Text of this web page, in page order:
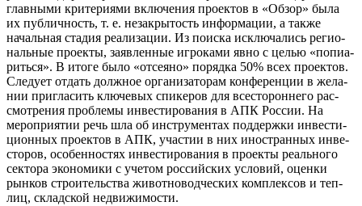
глав­ны­ми кри­те­ри­я­ми вклю­че­ния про­ек­тов в «Обзор» была
их пуб­лич­ность, т. е. неза­кры­тость инфор­ма­ции, а так­же
началь­ная ста­дия реа­ли­за­ции. Из поис­ка исклю­ча­лись реги­о­
наль­ные про­ек­ты, заяв­лен­ные игро­ка­ми явно с целью «попи­а­
рить­ся». В ито­ге было «отсе­я­но» поряд­ка 50% всех проектов.
Сле­ду­ет отдать долж­ное орга­ни­за­то­рам кон­фе­рен­ции в жела­
нии при­гла­сить клю­че­вых спи­ке­ров для все­сто­рон­не­го рас­
смот­ре­ния про­бле­мы инве­сти­ро­ва­ния в АПК Рос­сии. На
меро­при­я­тии речь шла об инстру­мен­тах под­держ­ки инве­сти­
ци­он­ных про­ек­тов в АПК, уча­стии в них ино­стран­ных инве­
сто­ров, осо­бен­но­стях инве­сти­ро­ва­ния в про­ек­ты реаль­но­го
сек­то­ра эко­но­ми­ки с уче­том рос­сий­ских усло­вий, оцен­ки
рын­ков стро­и­тель­ства живот­но­вод­че­ских ком­плек­сов и теп­
лиц, склад­ской недвижимости.